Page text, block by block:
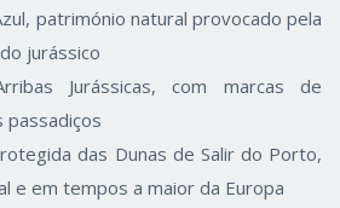
património natural provocado pela
jurássico
Jurássicas, com marcas de
passadiços
das Dunas de Salir do Porto,
e em tempos a maior da Europa